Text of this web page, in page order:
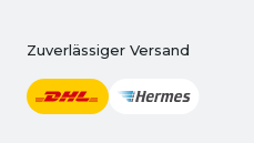
Zuverlässiger Versand